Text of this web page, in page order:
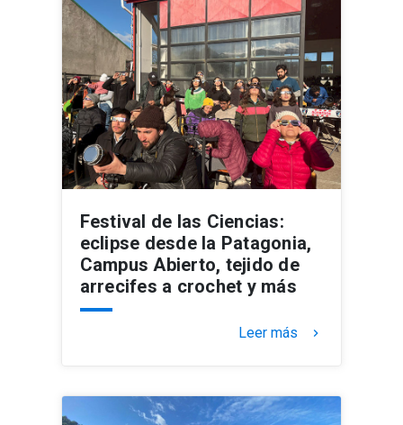
Festival de las Ciencias:
eclipse desde la Patagonia,
Campus Abierto, tejido de
arrecifes a crochet y más
Leer más keyboard_arrow_right